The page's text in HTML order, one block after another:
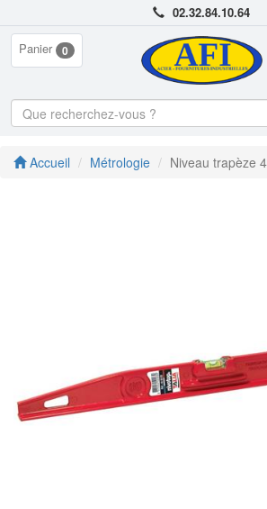
02.32.84.10.64
Panier 0
Accueil Métrologie Niveau trapèze